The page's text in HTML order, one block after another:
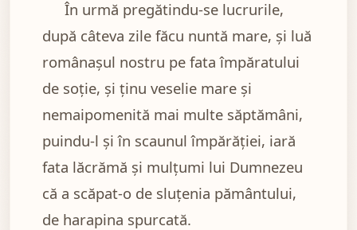
În urmă pregătindu-se lucrurile,
după câteva zile făcu nuntă mare, şi luă
românaşul nostru pe fata împăratului
de soţie, şi ţinu veselie mare şi
nemaipomenită mai multe săptămâni,
puindu-l şi în scaunul împărăţiei, iară
fata lăcrămă şi mulţumi lui Dumnezeu
că a scăpat-o de sluţenia pământului,
de harapina spurcată.